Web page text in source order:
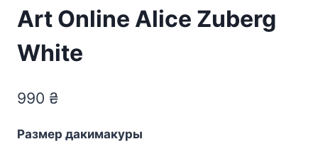
Art Online Alice Zuberg
White
990 ₴
Размер дакимакуры